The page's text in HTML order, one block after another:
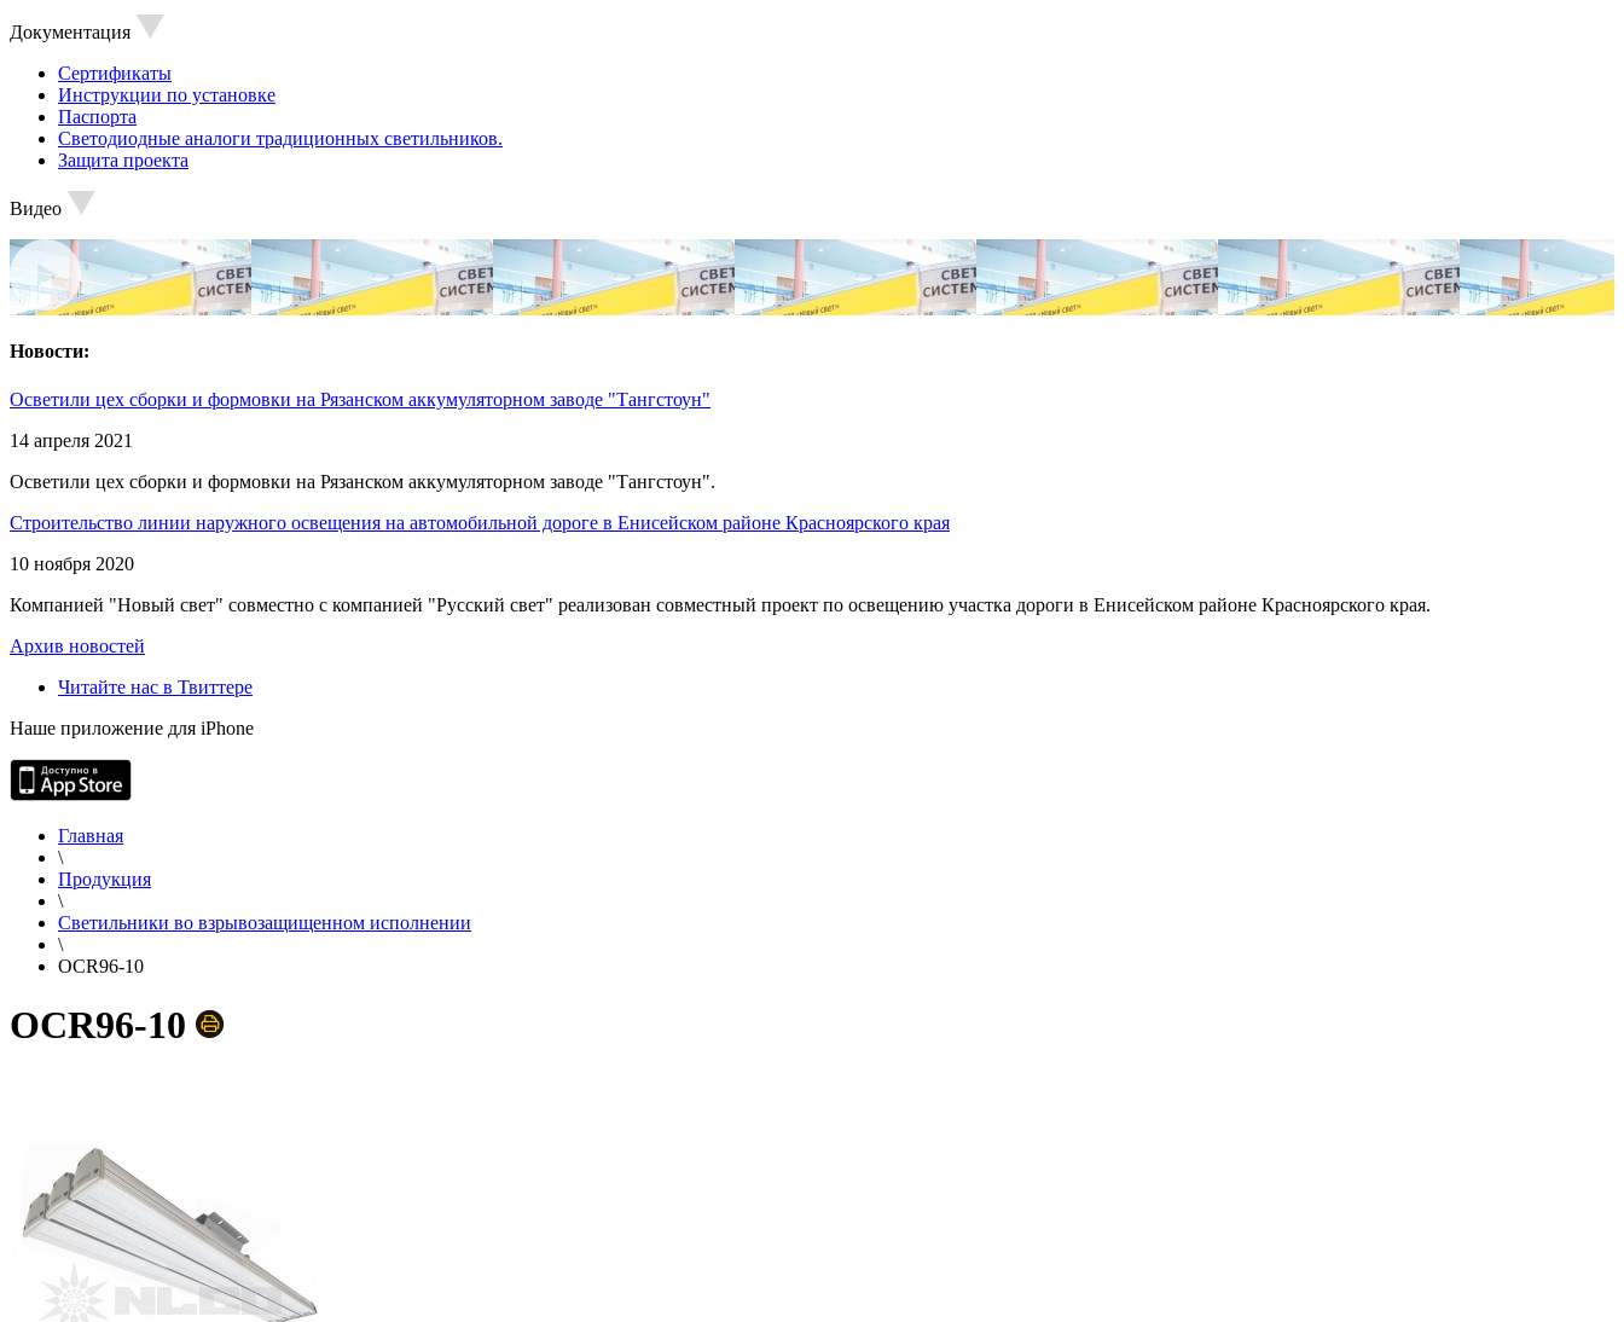
Документация
Сертификаты
Инструкции по установке
Паспорта
Светодиодные аналоги традиционных светильников.
Защита проекта
Видео
Новости:
Осветили цех сборки и формовки на Рязанском аккумуляторном заводе "Тангстоун"
14 апреля 2021
Осветили цех сборки и формовки на Рязанском аккумуляторном заводе "Тангстоун".
Строительство линии наружного освещения на автомобильной дороге в Енисейском районе Красноярского края
10 ноября 2020
Компанией "Новый свет" совместно с компанией "Русский свет" реализован совместный проект по освещению участка дороги в Енисейском районе Красноярского края.
Архив новостей
Читайте нас в Твиттере
Наше приложение для iPhone
Главная
\
Продукция
\
Светильники во взрывозащищенном исполнении
\
OCR96-10
OCR96-10